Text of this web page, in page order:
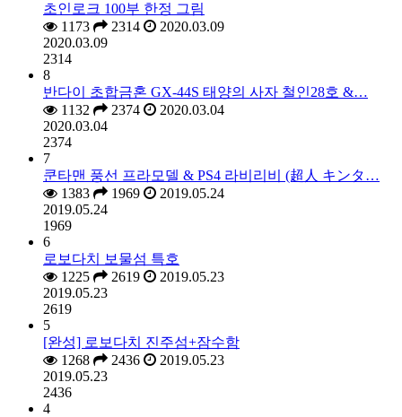
초인로크 100부 한정 그림
1173
2314
2020.03.09
2020.03.09
2314
8
반다이 초합금혼 GX-44S 태양의 사자 철인28호 &…
1132
2374
2020.03.04
2020.03.04
2374
7
쿤타맨 풍선 프라모델 & PS4 라비리비 (超人 キンタ…
1383
1969
2019.05.24
2019.05.24
1969
6
로보다치 보물섬 특호
1225
2619
2019.05.23
2019.05.23
2619
5
[완성] 로보다치 진주섬+잠수함
1268
2436
2019.05.23
2019.05.23
2436
4